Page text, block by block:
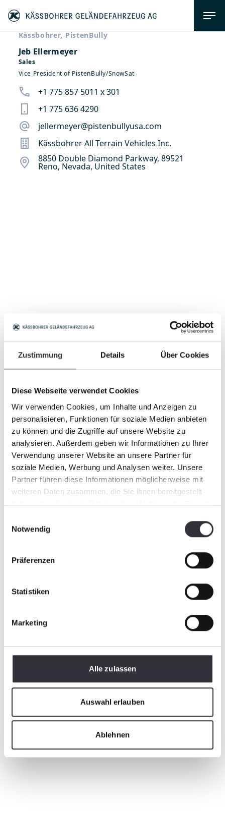
Zustimmung Details Über Cookies
Diese Webseite verwendet Cookies
Wir verwenden Cookies, um Inhalte und Anzeigen zu
personalisieren, Funktionen für soziale Medien anbieten
zu können und die Zugriffe auf unsere Website zu
analysieren. Außerdem geben wir Informationen zu Ihrer
Verwendung unserer Website an unsere Partner für
soziale Medien, Werbung und Analysen weiter. Unsere
Partner führen diese Informationen möglicherweise mit
weiteren Daten zusammen, die Sie ihnen bereitgestellt
haben oder die sie im Rahmen Ihrer Nutzung der Dienste
Notwendig
Präferenzen
Statistiken
Marketing
Alle zulassen
Auswahl erlauben
Ablehnen
Kässbohrer, PistenBully
Jeb Ellermeyer
Sales
Vice President of PistenBully/SnowSat
+1 775 857 5011 x 301
+1 775 636 4290
jellermeyer@pistenbullyusa.com
Kässbohrer All Terrain Vehicles Inc.
8850 Double Diamond Parkway, 89521
Reno, Nevada, United States